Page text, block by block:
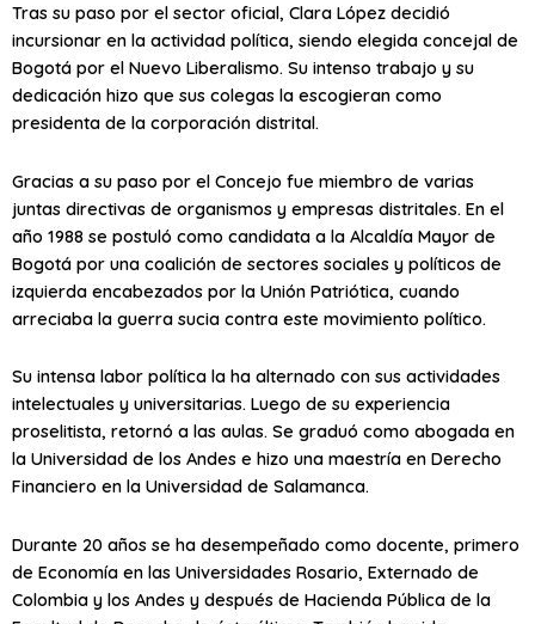
Tras su paso por el sector oficial, Clara López decidió
incursionar en la actividad política, siendo elegida concejal de
Bogotá por el Nuevo Liberalismo. Su intenso trabajo y su
dedicación hizo que sus colegas la escogieran como
presidenta de la corporación distrital.
Gracias a su paso por el Concejo fue miembro de varias
juntas directivas de organismos y empresas distritales. En el
año 1988 se postuló como candidata a la Alcaldía Mayor de
Bogotá por una coalición de sectores sociales y políticos de
izquierda encabezados por la Unión Patriótica, cuando
arreciaba la guerra sucia contra este movimiento político.
Su intensa labor política la ha alternado con sus actividades
intelectuales y universitarias. Luego de su experiencia
proselitista, retornó a las aulas. Se graduó como abogada en
la Universidad de los Andes e hizo una maestría en Derecho
Financiero en la Universidad de Salamanca.
Durante 20 años se ha desempeñado como docente, primero
de Economía en las Universidades Rosario, Externado de
Colombia y los Andes y después de Hacienda Pública de la